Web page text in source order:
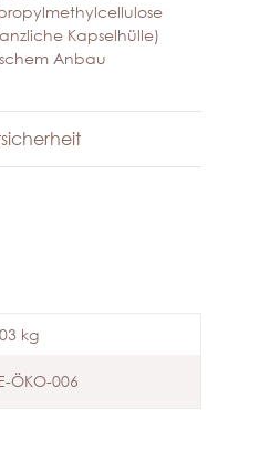
Kapselhülle)
Anbau
kg
ÖKO-006